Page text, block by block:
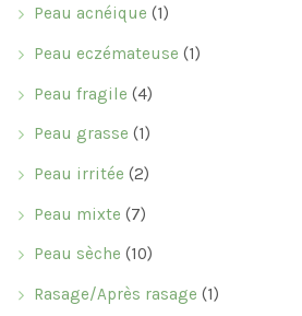
Peau acnéique (1)
Peau eczémateuse (1)
Peau fragile (4)
Peau grasse (1)
Peau irritée (2)
Peau mixte (7)
Peau sèche (10)
Rasage/Après rasage (1)